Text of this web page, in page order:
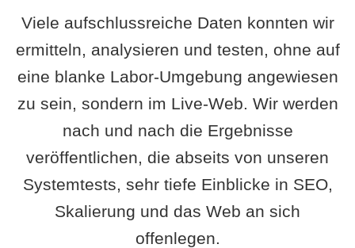
Viele aufschlussreiche Daten konnten wir
ermitteln, analysieren und testen, ohne auf
eine blanke Labor-Umgebung angewiesen
zu sein, sondern im Live-Web. Wir werden
nach und nach die Ergebnisse
veröffentlichen, die abseits von unseren
Systemtests, sehr tiefe Einblicke in SEO,
Skalierung und das Web an sich
offenlegen.